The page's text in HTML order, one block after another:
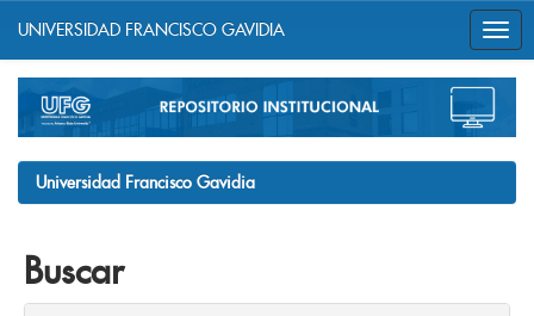
navigation
UNIVERSIDAD FRANCISCO GAVIDIA
Universidad Francisco Gavidia
Buscar